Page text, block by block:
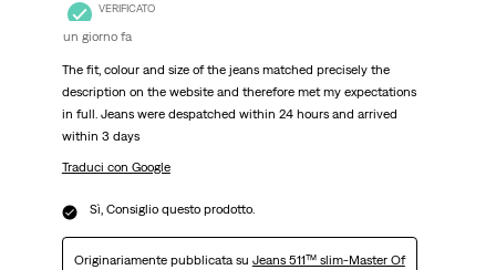
VERIFICATO
un giorno fa
The fit, colour and size of the jeans matched precisely the
description on the website and therefore met my expectations
in full. Jeans were despatched within 24 hours and arrived
within 3 days
Traduci con Google
Sì, Consiglio questo prodotto.
Originariamente pubblicata su Jeans 511™ slim-Master Of